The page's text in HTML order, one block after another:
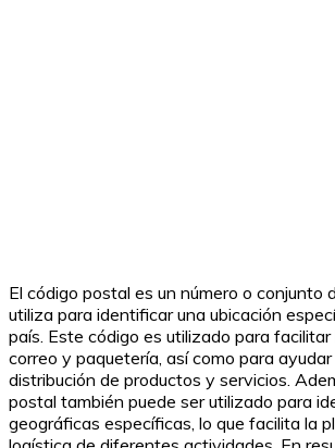
El código postal es un número o conjunto
utiliza para identificar una ubicación
país. Este código es utilizado para
correo y paquetería, así como para
distribución de productos y servicios.
postal también puede ser utilizado para
geográficas específicas, lo que facilita la